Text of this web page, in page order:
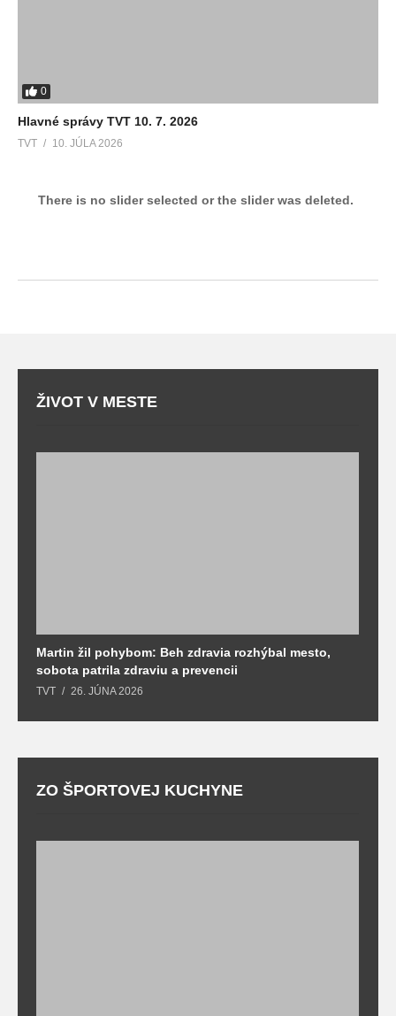
0
Hlavné správy TVT 10. 7. 2026
TVT 10. JÚLA 2026
There is no slider selected or the slider was deleted.
ŽIVOT V MESTE
Martin žil pohybom: Beh zdravia rozhýbal mesto,
sobota patrila zdraviu a prevencii
TVT 26. JÚNA 2026
ZO ŠPORTOVEJ KUCHYNE